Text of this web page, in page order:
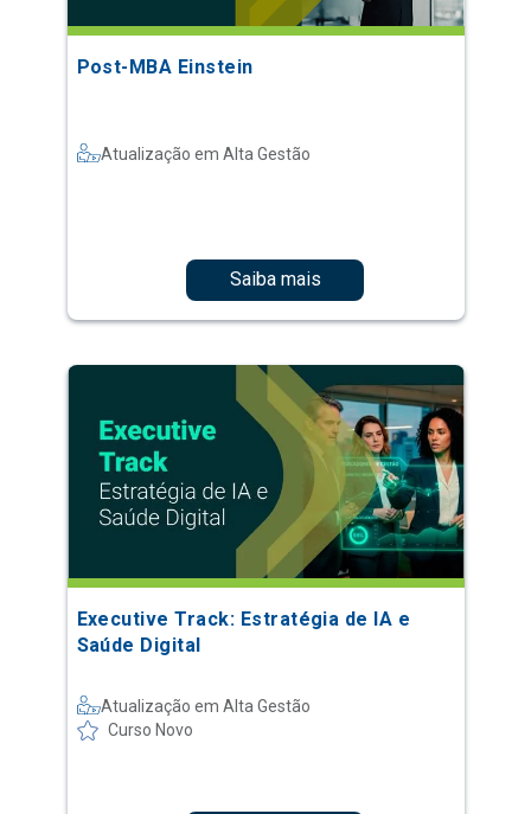
Post-MBA Einstein
Atualização em Alta Gestão
Saiba mais
Executive Track: Estratégia de IA e
Saúde Digital
Atualização em Alta Gestão
Curso Novo